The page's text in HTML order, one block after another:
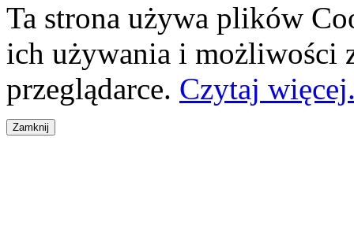
Ta strona używa plików
ich używania i możliwości
przeglądarce. Czytaj